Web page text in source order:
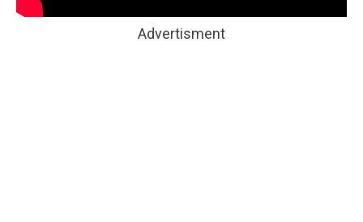
Advertisment